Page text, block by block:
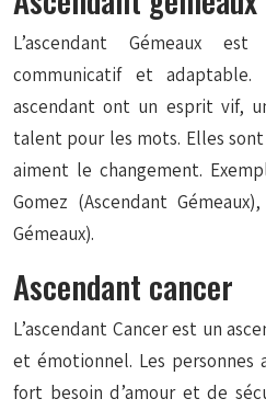
L’ascendant Gémeaux
communicatif et adaptable.
ascendant ont un esprit vif,
talent pour les mots. Elles
aiment le changement.
Gomez (Ascendant
Gémeaux).
Ascendant cancer
L’ascendant Cancer est un
et émotionnel. Les personnes
fort besoin d’amour et de